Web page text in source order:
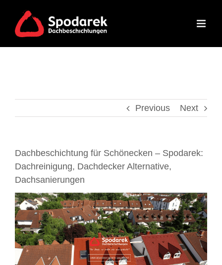
content
Previous Next
Dachbeschichtung für Schönecken – Spodarek:
Dachreinigung, Dachdecker Alternative,
Dachsanierungen